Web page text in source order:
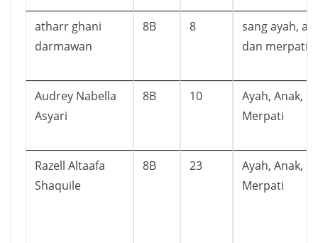
atharr ghani
darmawan
8B 8
sang ayah,
dan merpati
Audrey Nabella
Asyari
8B 10
Ayah, Anak,
Merpati
Razell Altaafa
Shaquile
8B 23
Ayah, Anak,
Merpati